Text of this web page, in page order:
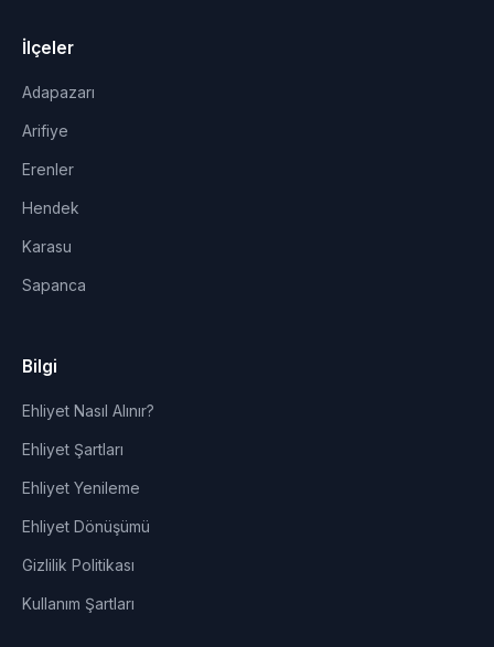
İlçeler
Adapazarı
Arifiye
Erenler
Hendek
Karasu
Sapanca
Bilgi
Ehliyet Nasıl Alınır?
Ehliyet Şartları
Ehliyet Yenileme
Ehliyet Dönüşümü
Gizlilik Politikası
Kullanım Şartları